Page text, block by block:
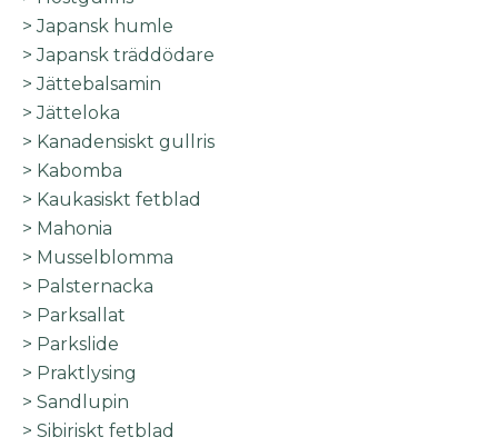
> Japansk humle
> Japansk träddödare
> Jättebalsamin
> Jätteloka
> Kanadensiskt gullris
> Kabomba
> Kaukasiskt fetblad
> Mahonia
> Musselblomma
> Palsternacka
> Parksallat
> Parkslide
> Praktlysing
> Sandlupin
> Sibiriskt fetblad